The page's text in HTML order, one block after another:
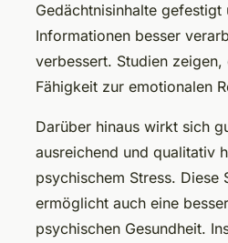
Gedächtnisinhalte
Informationen besser
verbessert. Studien
Fähigkeit zur emotionalen
Darüber hinaus wirkt sich
ausreichend und qualitativ
psychischem Stress.
ermöglicht auch eine
psychischen Gesundheit.